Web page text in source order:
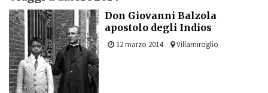
Don Giovanni Balzola
apostolo degli Indios
12 marzo 2014 Villamiroglio